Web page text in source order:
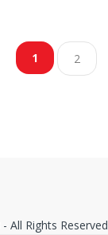
1 2
- All Rights Reserved